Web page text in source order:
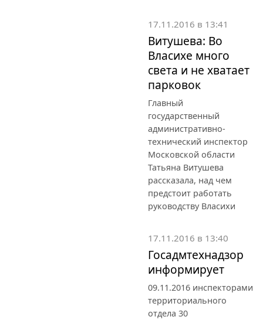
17.11.2016 в 13:41
Витушева: Во
Власихе много
света и не хватает
парковок
Главный
государственный
административно-
технический инспектор
Московской области
Татьяна Витушева
рассказала, над чем
предстоит работать
руководству Власихи
17.11.2016 в 13:40
Госадмтехнадзор
информирует
09.11.2016 инспекторами
территориального
отдела 30